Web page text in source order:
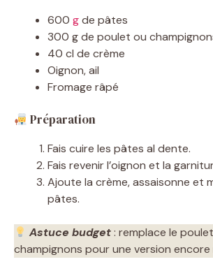
600 gde pâtes
300 g de poulet ou
40 cl de crème
Oignon, ail
Fromage râpé
Préparation
Fais cuire les pâtes al dente.
Fais revenir l’oignon et la
Ajoute la crème, assaisonne et
pâtes.
Astuce budget : remplace le
champignons pour une version encore